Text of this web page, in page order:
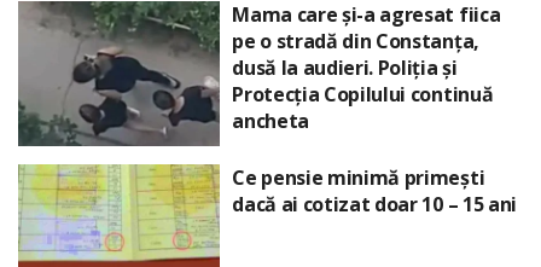
Mama care și-a agresat fiica
pe o stradă din Constanța,
dusă la audieri. Poliția și
Protecția Copilului continuă
ancheta
Ce pensie minimă primești
dacă ai cotizat doar 10 – 15 ani